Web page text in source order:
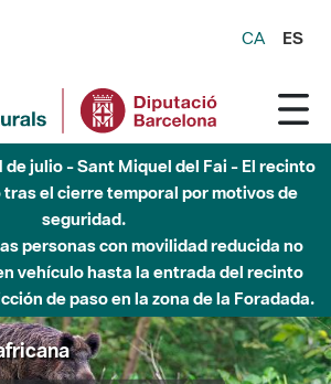
CA ES
de julio - Sant Miquel del Fai - El recinto
el cierre temporal por motivos de
seguridad.
personas con movilidad reducida no
vehículo hasta la entrada del recinto
de paso en la zona de la Foradada.